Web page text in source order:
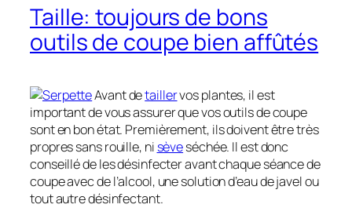
Taille: toujours de bons
outils de coupe bien affûtés
Avant detaillervos plantes, il est
important de vous assurer que vos outils de coupe
sont en bon état. Premièrement, ils doivent être très
propres sans rouille, ni sèveséchée. Il est donc
conseillé de les désinfecter avant chaque séance de
coupe avec de l’alcool, une solution d’eau de javel ou
tout autre désinfectant.